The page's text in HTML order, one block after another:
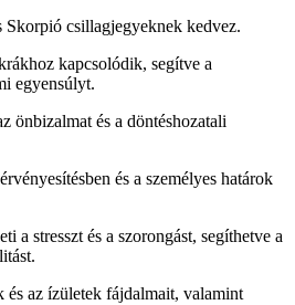
csillagjegyeknek kedvez.
kapcsolódik, segítve a
egyensúlyt.
önbizalmat és a döntéshozatali
és a személyes határok
a stresszt és a szorongást, segíthetve a
az ízületek fájdalmait, valamint